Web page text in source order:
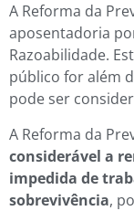
A Reforma da
aposentadoria
Razoabilidade.
público for além
pode ser
A Reforma da
considerável a
impedida de
sobrevivência,